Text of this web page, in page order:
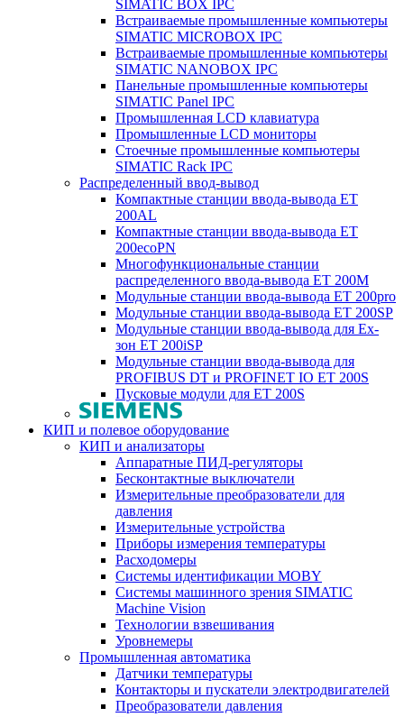
SIMATIC BOX IPC
Встраиваемые промышленные компьютеры
SIMATIC MICROBOX IPC
Встраиваемые промышленные компьютеры
SIMATIC NANOBOX IPC
Панельные промышленные компьютеры
SIMATIC Panel IPC
Промышленная LCD клавиатура
Промышленные LCD мониторы
Стоечные промышленные компьютеры
SIMATIC Rack IPC
Распределенный ввод-вывод
Компактные станции ввода-вывода ET
200AL
Компактные станции ввода-вывода ET
200ecoPN
Многофункциональные станции
распределенного ввода-вывода ET 200M
Модульные станции ввода-вывода ET 200pro
Модульные станции ввода-вывода ET 200SP
Модульные станции ввода-вывода для Ex-
зон ET 200iSP
Модульные станции ввода-вывода для
PROFIBUS DT и PROFINET IO ET 200S
Пусковые модули для ET 200S
КИП и полевое оборудование
КИП и анализаторы
Аппаратные ПИД-регуляторы
Бесконтактные выключатели
Измерительные преобразователи для
давления
Измерительные устройства
Приборы измерения температуры
Расходомеры
Системы идентификации MOBY
Системы машинного зрения SIMATIC
Machine Vision
Технологии взвешивания
Уровнемеры
Промышленная автоматика
Датчики температуры
Контакторы и пускатели электродвигателей
Преобразователи давления